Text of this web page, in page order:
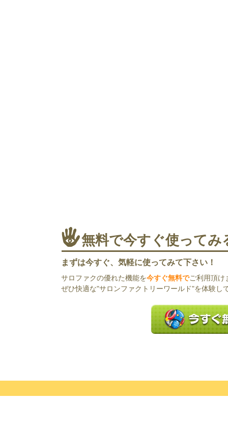
無料で今すぐ使ってみ
まずは今すぐ、気軽に使ってみて下さい！
サロファクの優れた機能を今すぐ無料でご利用頂け
ぜひ快適な"サロンファクトリーワールド"を体験し